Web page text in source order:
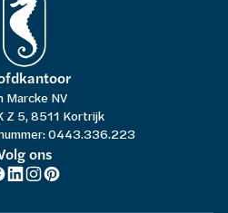
Marcke NV
Z 5, 8511 Kortrijk
0443.336.223
ons